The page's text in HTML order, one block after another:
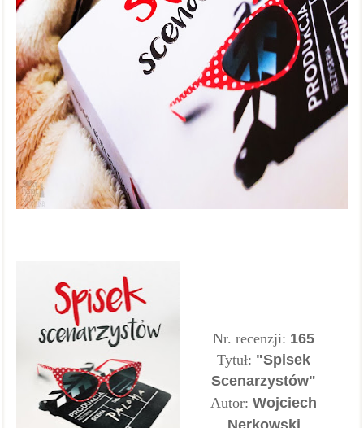
Nr. recenzji: 165
Tytuł: "Spisek
Scenarzystów"
Autor: Wojciech
Nerkowski